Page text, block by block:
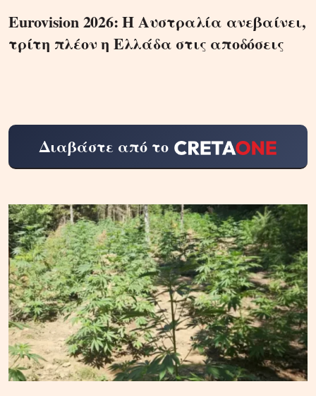
Eurovision 2026: Η Αυστραλία ανεβαίνει,
τρίτη πλέον η Ελλάδα στις αποδόσεις
Διαβάστε από το